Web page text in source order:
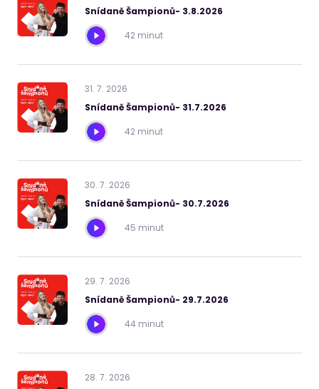
Snídaně Šampionů- 3.8.2026
42 minut
31. 7. 2026
Snídaně Šampionů- 31.7.2026
42 minut
30. 7. 2026
Snídaně Šampionů- 30.7.2026
45 minut
29. 7. 2026
Snídaně Šampionů- 29.7.2026
44 minut
28. 7. 2026